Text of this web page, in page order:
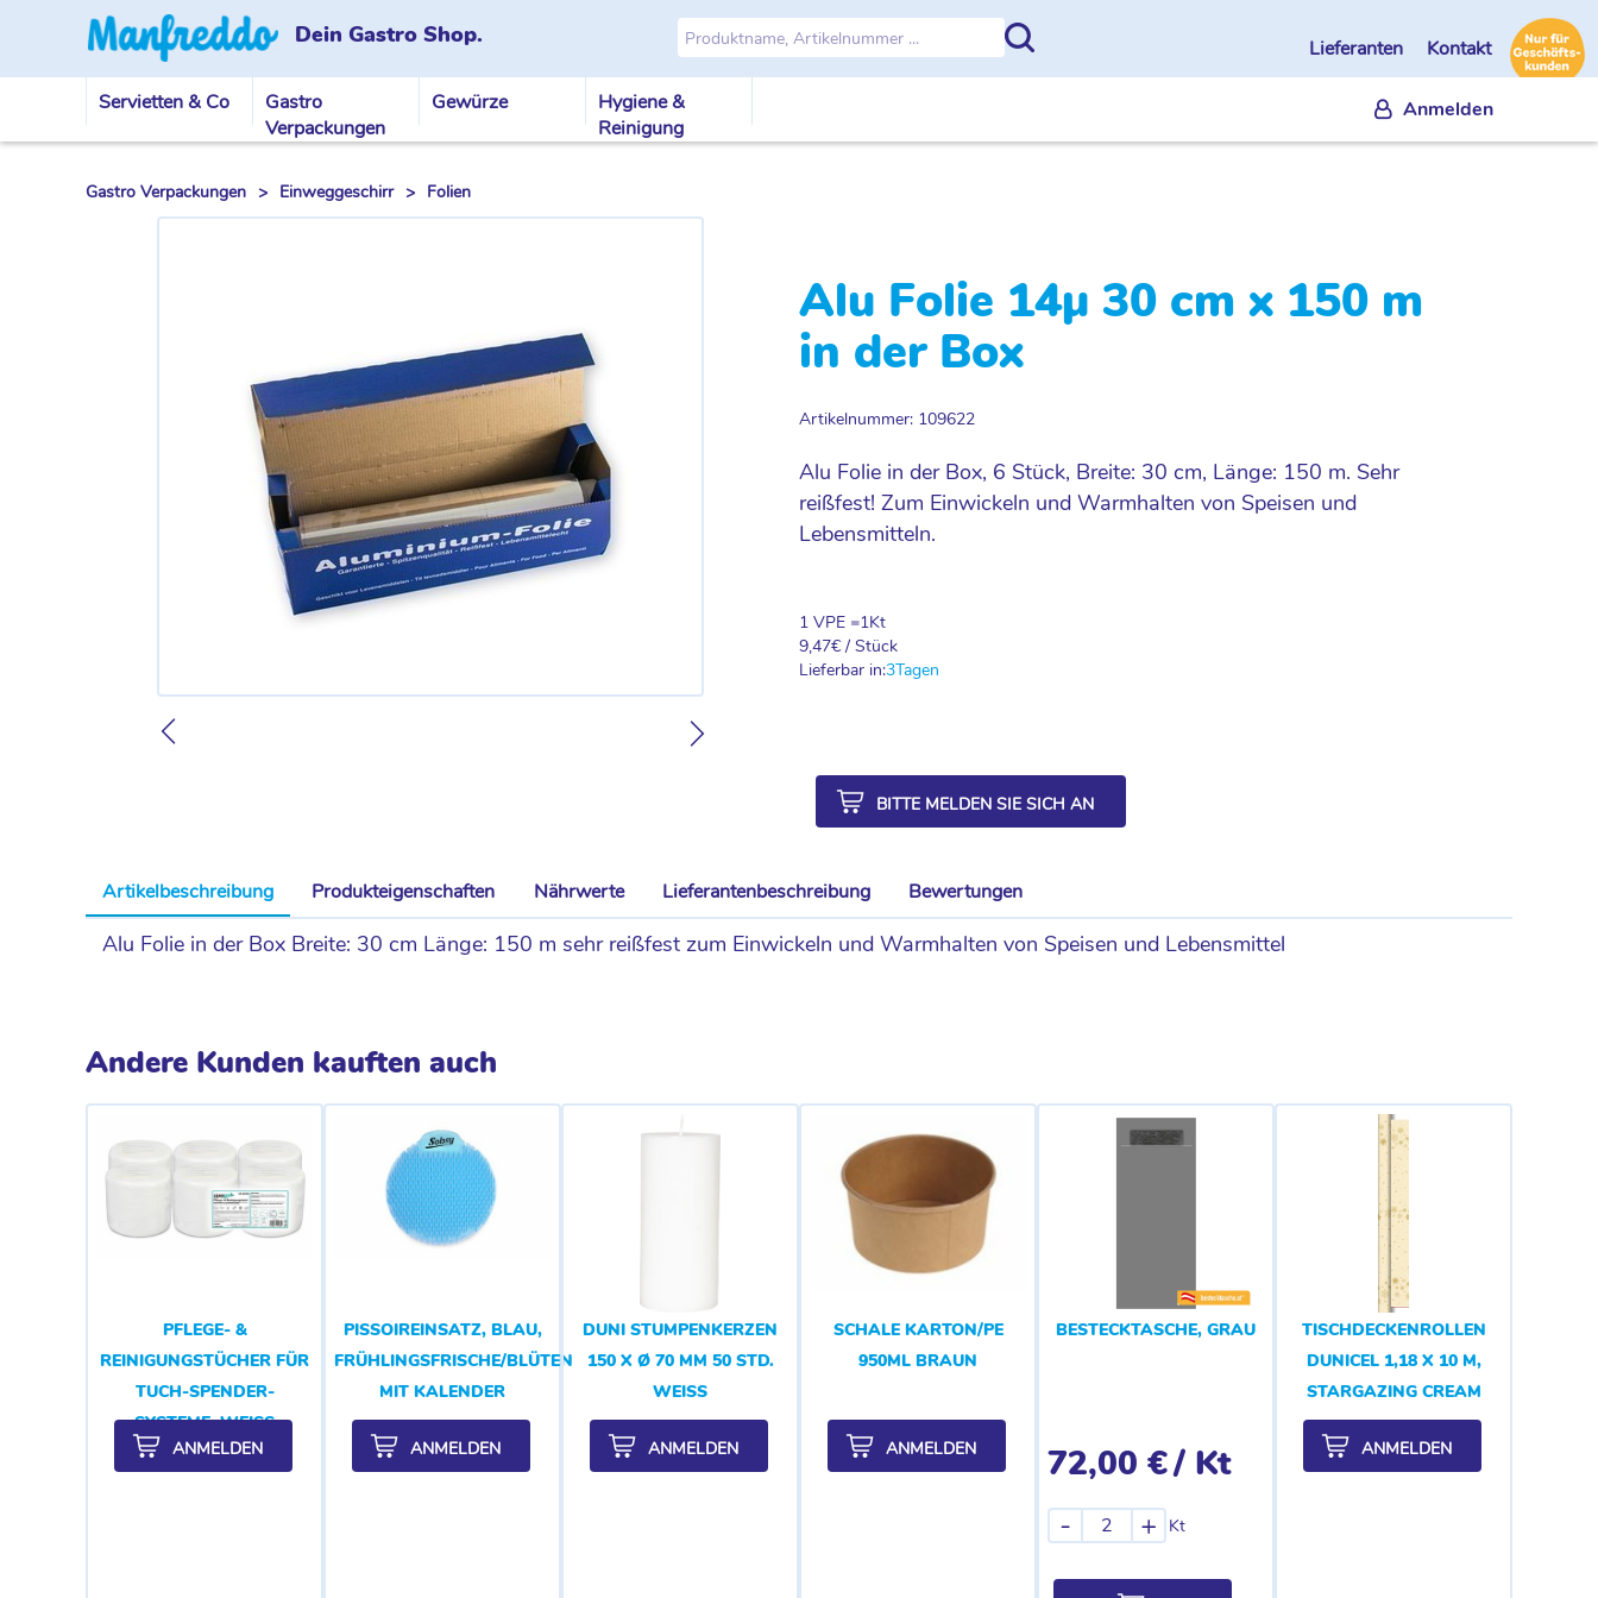
Dein Gastro Shop. Lieferanten Kontakt
Servietten & Co
Gastro
Verpackungen
Gewürze
Hygiene &
Reinigung
Anmelden
Gastro Verpackungen > Einweggeschirr > Folien
Alu Folie 14µ 30 cm x 150 m
in der Box
Artikelnummer: 109622
Alu Folie in der Box, 6 Stück, Breite: 30 cm, Länge: 150 m. Sehr
reißfest! Zum Einwickeln und Warmhalten von Speisen und
Lebensmitteln.
1 VPE =1Kt
9,47€ / Stück
Lieferbar in:3Tagen
BITTE MELDEN SIE SICH AN
Artikelbeschreibung Produkteigenschaften Nährwerte Lieferantenbeschreibung Bewertungen
Alu Folie in der Box Breite: 30 cm Länge: 150 m sehr reißfest zum Einwickeln und Warmhalten von Speisen und Lebensmittel
Andere Kunden kauften auch
PFLEGE- &
REINIGUNGSTÜCHER FÜR
TUCH-SPENDER-
SYSTEME, WEISS
ANMELDEN
PISSOIREINSATZ, BLAU,
FRÜHLINGSFRISCHE/BLÜTENDUFT
MIT KALENDER
ANMELDEN
DUNI STUMPENKERZEN
150 X Ø 70 MM 50 STD.
WEISS
ANMELDEN
SCHALE KARTON/PE
950ML BRAUN
ANMELDEN
BESTECKTASCHE, GRAU
72,00 €/ Kt
Kt
- +
TISCHDECKENROLLEN
DUNICEL 1,18 X 10 M,
STARGAZING CREAM
ANMELDEN